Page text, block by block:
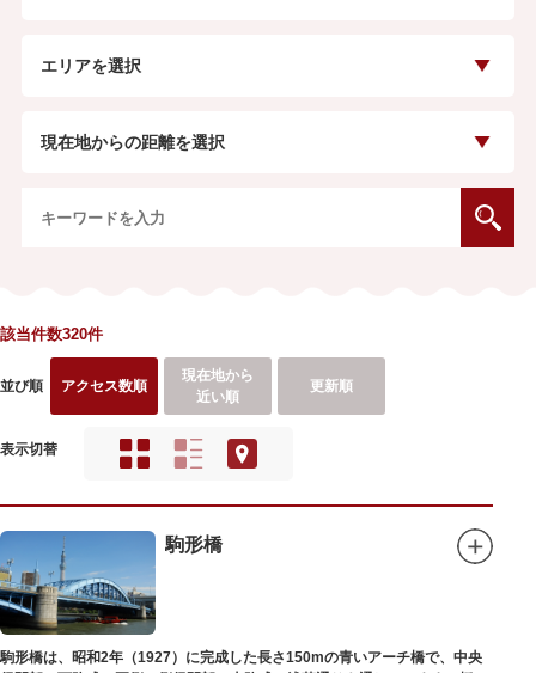
エリアを選択
現在地からの距離を選択
該当件数320件
並び順 アクセス数順
現在地から
近い順
更新順
表示切替
駒形橋
駒形橋は、昭和2年（1927）に完成した長さ150mの青いアーチ橋で、中央